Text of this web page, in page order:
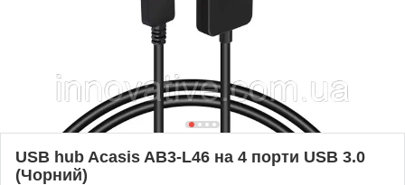
USB hub Acasis AB3-L46 на 4 порти USB 3.0
(Чорний)